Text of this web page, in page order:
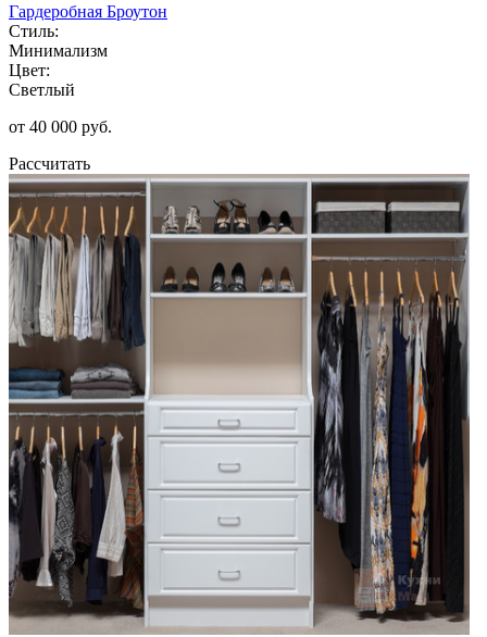
Гардеробная Броутон
Стиль:
Минимализм
Цвет:
Светлый
от 40 000 руб.
Рассчитать